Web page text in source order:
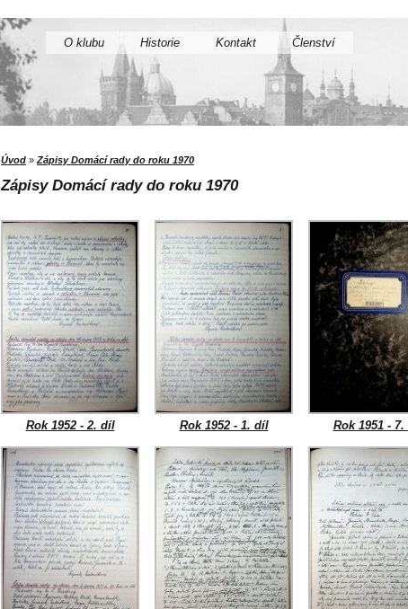
O klubu Historie Kontakt Členství
Úvod » Zápisy Domácí rady do roku 1970
Zápisy Domácí rady do roku 1970
Rok 1952 - 2. díl Rok 1952 - 1. díl Rok 1951 -